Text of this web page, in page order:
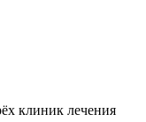
клиник лечения